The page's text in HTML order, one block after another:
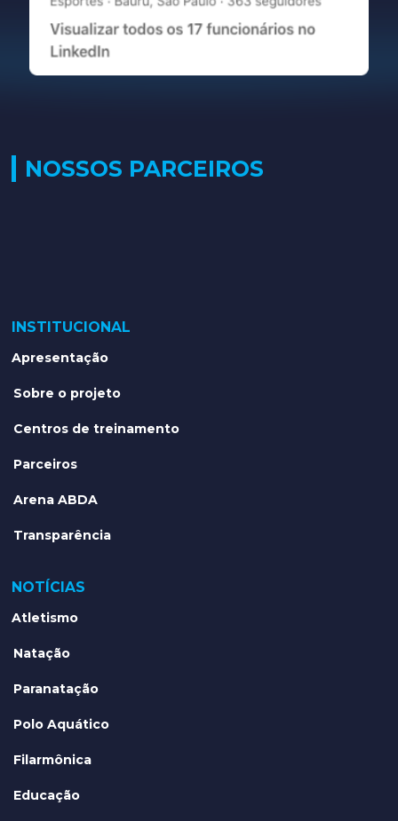
NOSSOS PARCEIROS
INSTITUCIONAL
Apresentação
Sobre o projeto
Centros de treinamento
Parceiros
Arena ABDA
Transparência
NOTÍCIAS
Atletismo
Natação
Paranatação
Polo Aquático
Filarmônica
Educação